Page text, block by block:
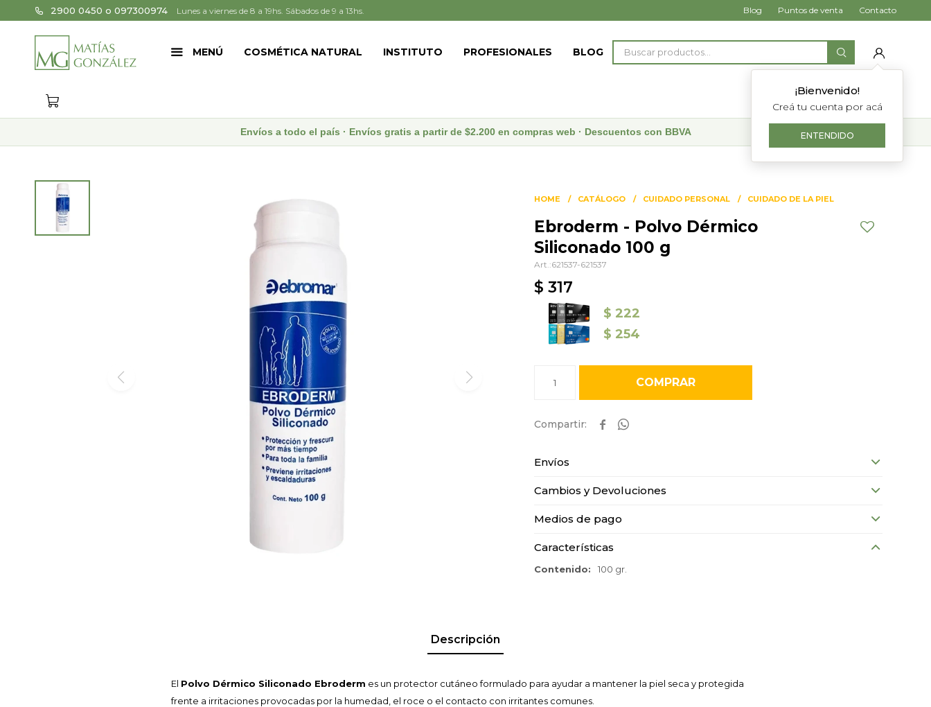
MENÚ COSMÉTICA NATURAL INSTITUTO PROFESIONALES BLOG
¡Bienvenido!
Creá tu cuenta por acá
ENTENDIDO
2900 0450 o 097300974 Lunes a viernes de 8 a 19hs. Sábados de 9 a 13hs. Blog Puntos de venta Contacto
Envíos a todo el país · Envíos gratis a partir de $2.200 en compras web · Descuentos con BBVA
HOME CATÁLOGO CUIDADO PERSONAL CUIDADO DE LA PIEL
Ebroderm - Polvo Dérmico
Siliconado 100 g
621537-621537
$ 317
$ 222
$ 254
1 COMPRAR
 
Envíos
Cambios y Devoluciones
Medios de pago
Características
Contenido 100 gr.
Descripción
El Polvo Dérmico Siliconado Ebroderm es un protector cutáneo formulado para ayudar a mantener la piel seca y protegida
frente a irritaciones provocadas por la humedad, el roce o el contacto con irritantes comunes.